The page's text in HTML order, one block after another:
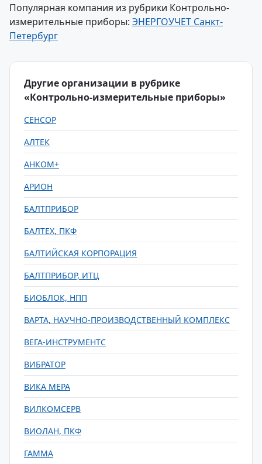
Популярная компания из рубрики Контрольно-
измерительные приборы: ЭНЕРГОУЧЕТ Санкт-
Петербург
Другие организации в рубрике
«Контрольно-измерительные приборы»
СЕНСОР
АЛТЕК
АНКОМ+
АРИОН
БАЛТПРИБОР
БАЛТЕХ, ПКФ
БАЛТИЙСКАЯ КОРПОРАЦИЯ
БАЛТПРИБОР, ИТЦ
БИОБЛОК, НПП
ВАРТА, НАУЧНО-ПРОИЗВОДСТВЕННЫЙ КОМПЛЕКС
ВЕГА-ИНСТРУМЕНТС
ВИБРАТОР
ВИКА МЕРА
ВИЛКОМСЕРВ
ВИОЛАН, ПКФ
ГАММА